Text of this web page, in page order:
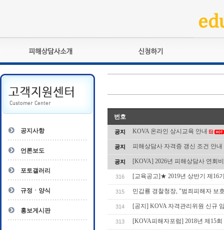
피해상담사란?
자격관리규정
상담사 자격증 확인
- 피해상담사 1급
- 전문수련감독자
- 전문수련기관
교육훈련
자격심사
자격복원
공지사항
언론보도
포토갤러리
규정ㆍ양식
홍보게시판
번호
공지 KOVA 온라인 상시교육 안내
공지 피해상담사 자격증 갱신 조건 안내
공지 [KOVA] 2026년 피해상담사 연회
316 [교육공고]★ 2019년 상반기 제16
315 민갑룡 경찰청장, "범죄피해자 보
314 [공지] KOVA 자격관리위원 신규
313 [KOVA피해자포럼] 2018년 제15